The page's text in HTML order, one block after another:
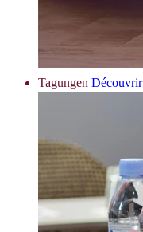
Tagungen Découvrir